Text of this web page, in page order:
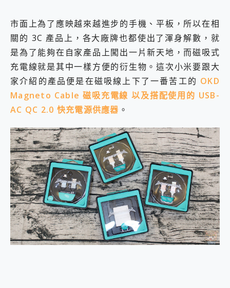
是螢幕也是電視! 一機超多用途「MSI微星 Modern MD272UPSW 27型」 4K IPS 輕薄商用智慧聯網螢幕 開箱 評測
您的專屬AI 助手 Yoga Slim 7 Aura Edition 觸控AI筆電 開箱 評測
realme 14 Pro 超硬軍規、冰感變色實測，realme 14 5G 遊戲戰鬥值爆表，效能x娛樂全都要！
iPhone、Apple Watch、AirPods耳機 三個設備充電一起搞定 ONPRO MagReact™ M3 3 in 1可攜摺疊無線充電器 開箱 評測
動靜皆宜「HUAWEI FreeArc」開放式耳掛耳機，無感配戴! 超穩超服貼，音質、通話也很優質
好玩好拍 vivo V50 ~ 口袋裡的 Zeiss 潮流攝影棚!
25種洗烘模式一機搞定! Roborock 衣莉莎白 H1 Neo分子篩洗脫烘 AI 滾筒洗衣機
給 MSI Claw 系列電競掌機 最完美的家 MSI Nest Docking Station 掌機專屬擴充底座 開箱 評測
B&O 精品級音響! Home+ 中嘉寬頻 SoundBox 劇院串流盒 開箱 評測
2億 APO蔡司長焦神機降臨~ vivo X200 Pro、vivo X200 就是這麼好拍
EaseUS Vocal Remover 免費線上去聲器一鍵去除人聲 人聲 音樂分離 2024 消除人聲推薦
3 個超值 MHN 飛人工具分享~~ iToolab AnyGo 魔物獵人 Now飛人 ios教學 不出門也可以到處走
Locawhere AnyTo 寶可夢飛人 AnyTo 不出門也可以飛遍全世界
小體積 40000mAh 超大容量 一次充5個設備 充好充滿 CUKTECH 酷態科 300W 微型充電站 開箱 評測
97.3% 恢復率，資料救援就是這麼簡單 EaseUS Data Recovery Wizard Free 18.0.0 業界最好的資料救援軟體
磁碟系統大風吹 有了 磁碟管理程式 EaseUS Partition Master 就是這麼簡單
全新 SONY Xperia 1 VI 開箱! 相機實測! 長焦覆蓋更遠更清晰、2日長續航、頂尖影音娛樂效能~
Xiaomi 14 Ultra 開箱 評測~ 有深度的 Leica 影像旗艦手機! 加碼小旗艦 Xiaomi 14 開箱 評測
vivo TWS 3e 真無線藍牙耳機智慧降噪升級、音質明亮溫潤，並支援雙設備連接~
MSI Claw 掌機專屬配件包 來囉 完美保護 MSI Claw A1M-026TW 電競掌機
市面上為了應映越來越進步的手機、平板，所以在相
關的 3C 產品上，各大廠牌也都使出了渾身解數，就
是為了能夠在自家產品上闖出一片新天地，而磁吸式
充電線就是其中一樣方便的衍生物。這次小米要跟大
家介紹的產品便是在磁吸線上下了一番苦工的 OKD
Magneto Cable 磁吸充電線 以及搭配使用的 USB-
AC QC 2.0 快充電源供應器 。